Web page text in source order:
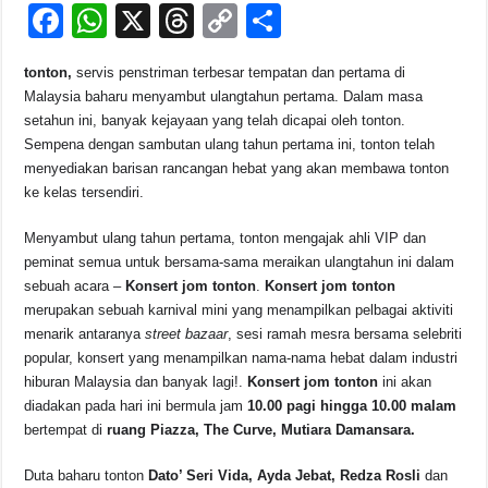
F
c
e
b
o
o
k
W
at
s
A
p
p
X
T
e
a
d
C
p
y
Li
k
ar
e
tonton,servis penstriman terbesar tempatan dan pertama di
Malaysia baharu menyambut ulangtahun pertama. Dalam masa
setahun ini, banyak kejayaan yang telah dicapai oleh tonton.
Sempena dengan sambutan ulang tahun pertama ini, tonton telah
menyediakan barisan rancangan hebat yang akan membawa tonton
ke kelas tersendiri.
Menyambut ulang tahun pertama, tonton mengajak ahli VIP dan
peminat semua untuk bersama-sama meraikan ulangtahun ini dalam
sebuah acara – Konsert jom tonton. Konsert jom tonton
merupakan sebuah karnival mini yang menampilkan pelbagai aktiviti
menarik antaranyastreet bazaar, sesi ramah mesra bersama selebriti
popular, konsert yang menampilkan nama-nama hebat dalam industri
hiburan Malaysia dan banyak lagi!. Konsert jom tonton ini akan
diadakan pada hari ini bermula jam10.00 pagi hingga 10.00 malam
bertempat diruang Piazza, The Curve, Mutiara Damansara.
Duta baharu tonton Dato’ Seri Vida, Ayda Jebat, Redza Rosli dan